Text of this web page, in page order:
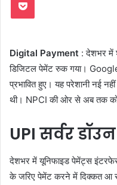
Digital Payment : देशभर में
डिजिटल पेमेंट रुक गया।
प्रभावित हुए। यह परेशानी नई
थी। NPCI की ओर से अब तक
UPI सर्वर डॉउन
देशभर में यूनिफाइड पेमेंट्स इंटरफेस
के जरिए पेमेंट करने में दिक्कत आ